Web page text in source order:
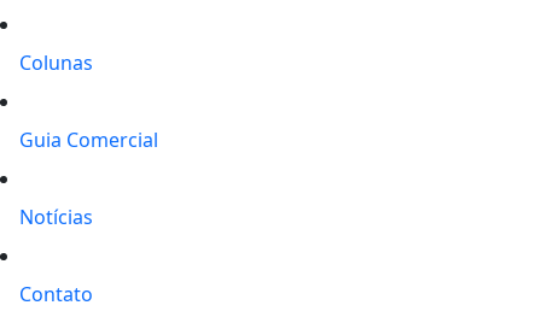
Colunas
Guia Comercial
Notícias
Contato